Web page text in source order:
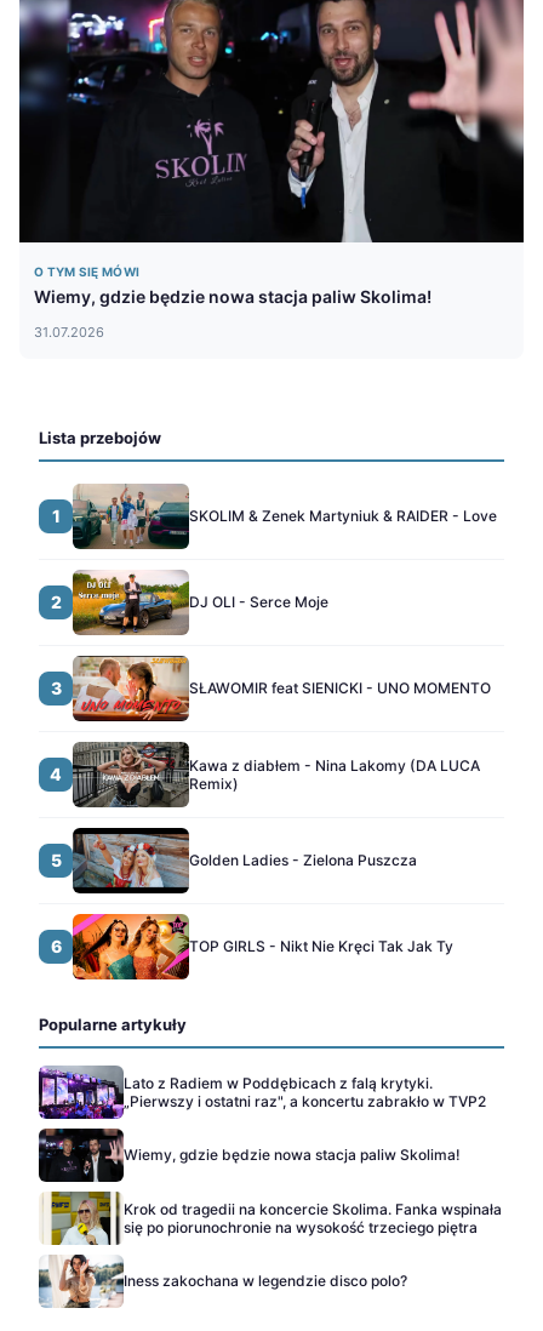
O TYM SIĘ MÓWI
Wiemy, gdzie będzie nowa stacja paliw Skolima!
31.07.2026
Lista przebojów
1 SKOLIM & Zenek Martyniuk & RAIDER - Love
2 DJ OLI - Serce Moje
3 SŁAWOMIR feat SIENICKI - UNO MOMENTO
4
Kawa z diabłem - Nina Lakomy (DA LUCA
Remix)
5 Golden Ladies - Zielona Puszcza
6 TOP GIRLS - Nikt Nie Kręci Tak Jak Ty
Popularne artykuły
Lato z Radiem w Poddębicach z falą krytyki.
„Pierwszy i ostatni raz", a koncertu zabrakło w TVP2
Wiemy, gdzie będzie nowa stacja paliw Skolima!
Krok od tragedii na koncercie Skolima. Fanka wspinała
się po piorunochronie na wysokość trzeciego piętra
Iness zakochana w legendzie disco polo?